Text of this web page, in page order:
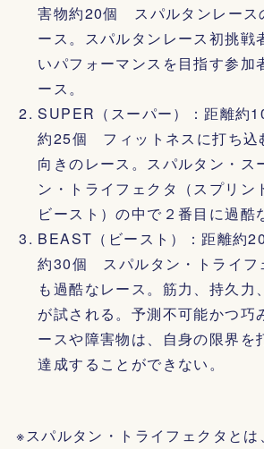
害物約20個 スパルタンレース
ース。スパルタンレース初挑戦
いパフォーマンスを目指す参加
ース。
SUPER（スーパー）：距離約
約25個 フィットネスに打ち込
向きのレース。スパルタン・ス
ン・トライフェクタ（スプリン
ビースト）の中で２番目に過酷
BEAST（ビースト）：距離約
約30個 スパルタン・トライフ
も過酷なレース。筋力、持久力
が試される。予測不可能かつ巧
ースや障害物は、自身の限界を
達成することができない。
※スパルタン・トライフェクタと